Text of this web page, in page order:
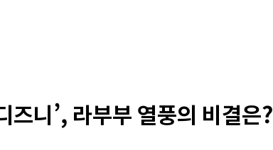
즈니’, 라부부 열풍의 비결은?